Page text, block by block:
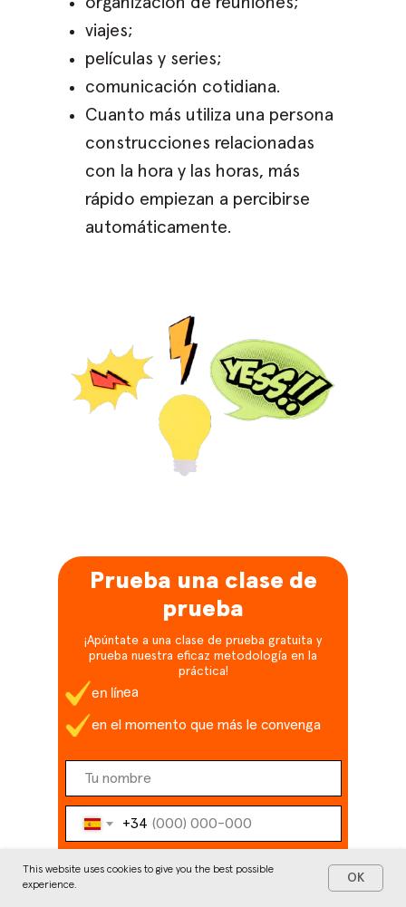
viajes;
películas y series;
comunicación cotidiana.
Cuanto más utiliza una persona
construcciones relacionadas
con la hora y las horas, más
rápido empiezan a percibirse
automáticamente.
Prueba una clase de
prueba
¡Apúntate a una clase de prueba gratuita y
prueba nuestra eficaz metodología en la
práctica!
en línea
en el momento que más le convenga
+34
This website uses cookies to give you the best possible
experience.
OK